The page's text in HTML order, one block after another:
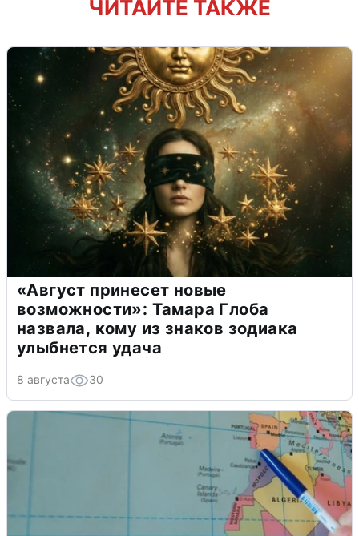
ЧИТАЙТЕ ТАКЖЕ
«Август принесет новые
возможности»: Тамара Глоба
назвала, кому из знаков зодиака
улыбнется удача
8 августа 30